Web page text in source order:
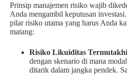
Prinsip manajemen risiko wajib
Anda mengambil keputusan
pilar risiko utama yang harus Anda
matang:
Risiko Likuiditas
dengan skenario di mana
ditarik dalam jangka pendek.